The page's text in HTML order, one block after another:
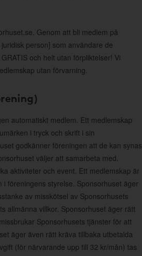
Genom att bli medlem på
person] som användare de
och helt utan förpliktelser! Vi
utan förvarning.
automatiskt medlem. Ett medlemskap
i tryck och skrift i sin
godkänner föreningen att de kan synas
väljer att samarbeta med.
aktiviteter och event. Ett medlemskap är
föreningens styrelse. Sponsorhuset äger
av misskötsel av Sponsorhusets
allmänna villkor. Sponsorhuset äger rätt
Sponsorhusets tjänster för att
äger även rätt kräva tillbaka utbetalda
(för närvarande upp till 32 kr/mån) tas